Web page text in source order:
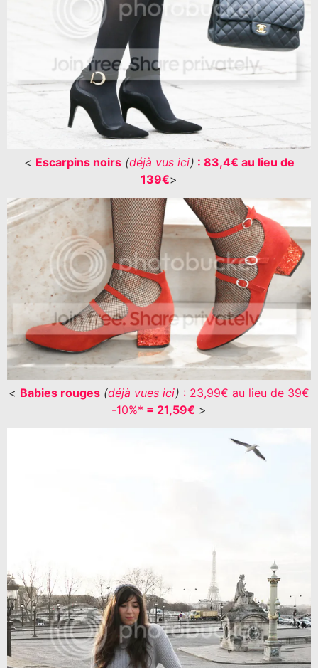
< Escarpins noirs(déjà vus ici) : 83,4€ au lieu de
139€>
< Babies rouges (déjà vues ici) : 23,99€ au lieu de 39€
-10%* = 21,59€ >